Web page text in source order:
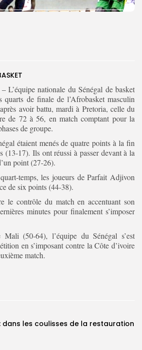
L’équipe nationale du Sénégal de basket
quarts de finale de l’Afrobasket masculin
avoir battu, mardi à Pretoria, celle du
de 72 à 56, en match comptant pour la
de groupe.
étaient menés de quatre points à la fin
(13-17). Ils ont réussi à passer devant à la
point (27-26).
temps, les joueurs de Parfait Adjivon
de six points (44-38).
le contrôle du match en accentuant son
minutes pour finalement s’imposer
(50-64), l’équipe du Sénégal s’est
en s’imposant contre la Côte d’ivoire
match.
dans les coulisses de la restauration